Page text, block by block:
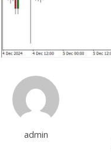
admin